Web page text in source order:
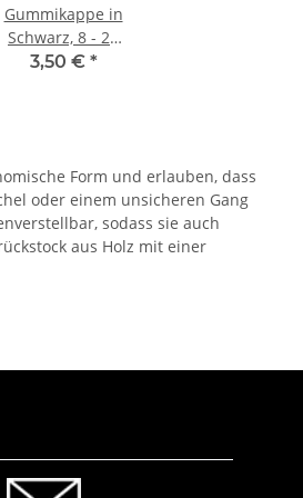
Gummikappe in
Schwarz, 8 - 22
mm 14 mm (Gr.
3,50 € *
Form und erlauben, dass
oder einem unsicheren Gang
sodass sie auch
aus Holz mit einer